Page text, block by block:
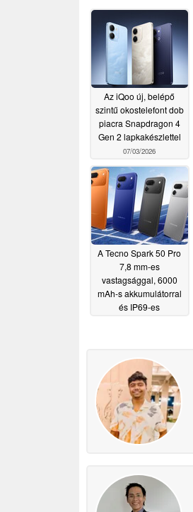
Az iQoo új, belépő
szintű okostelefont dob
piacra Snapdragon 4
Gen 2 lapkakészlettel
07/03/2026
A Tecno Spark 50 Pro
7,8 mm-es
vastagsággal, 6000
mAh-s akkumulátorral
és IP69-es